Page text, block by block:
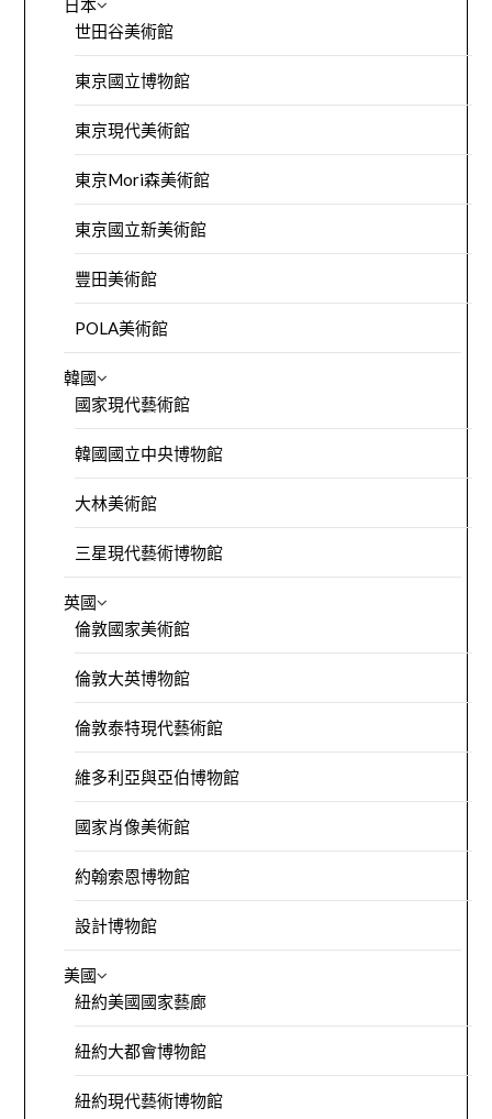
日本
世田谷美術館
東京國立博物館
東京現代美術館
東京Mori森美術館
東京國立新美術館
豐田美術館
POLA美術館
韓國
國家現代藝術館
韓國國立中央博物館
大林美術館
三星現代藝術博物館
英國
倫敦國家美術館
倫敦大英博物館
倫敦泰特現代藝術館
維多利亞與亞伯博物館
國家肖像美術館
約翰索恩博物館
設計博物館
美國
紐約美國國家藝廊
紐約大都會博物館
紐約現代藝術博物館